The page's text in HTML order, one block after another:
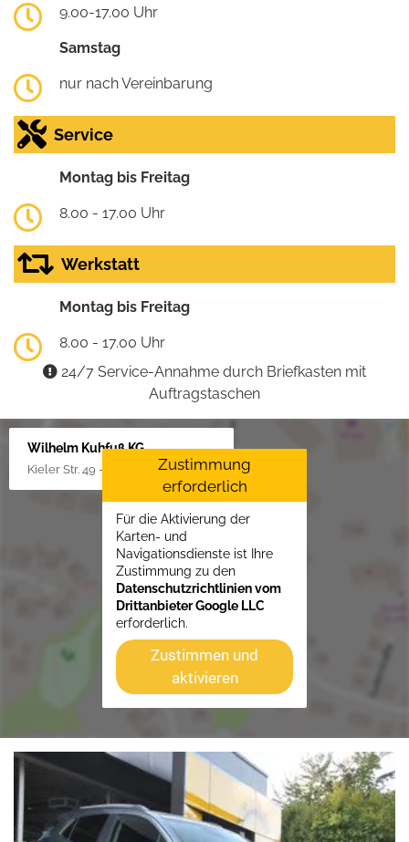
9.00-17.00 Uhr
Samstag
nur nach Vereinbarung
Service
Montag bis Freitag
8.00 - 17.00 Uhr
Werkstatt
Montag bis Freitag
8.00 - 17.00 Uhr
24/7 Service-Annahme durch Briefkasten mit
Auftragstaschen
Wilhelm Kuhfuß KG
Kieler Str. 49 - 51, 25451 Quickborn
Zustimmung
erforderlich
Für die Aktivierung der
Karten- und
Navigationsdienste ist Ihre
Zustimmung zu den
Datenschutzrichtlinien vom
Drittanbieter Google LLC
erforderlich.
Zustimmen und
aktivieren